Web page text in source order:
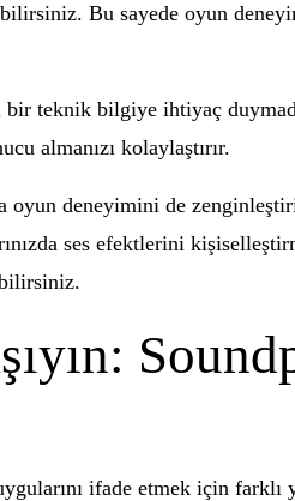
Bu sayede oyun
bir teknik bilgiye ihtiyaç
almanızı kolaylaştırır.
oyun deneyimini de
ses efektlerini
ifade etmek için